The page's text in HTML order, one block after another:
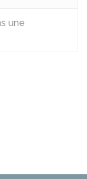
une